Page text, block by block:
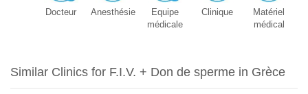
Docteur Anesthésie
Equipe
médicale
Clinique
Matériel
médical
Similar Clinics for F.I.V. + Don de sperme in Grèce